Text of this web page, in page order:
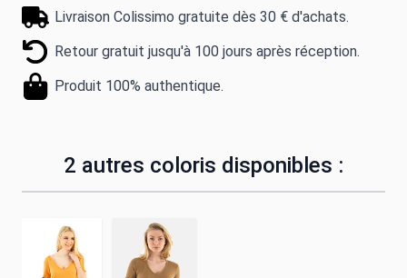
Livraison Colissimo gratuite dès 30 € d'achats.
Retour gratuit jusqu'à 100 jours après réception.
Produit 100% authentique.
2 autres coloris disponibles :